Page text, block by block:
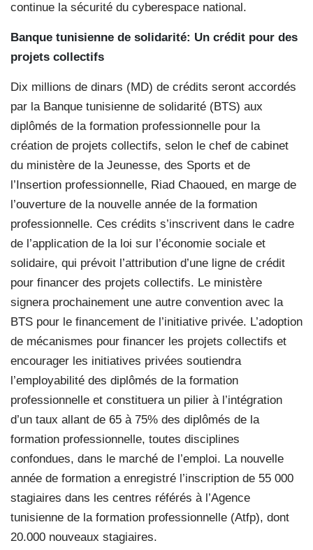
continue la sécurité du cyberespace national.
Banque tunisienne de solidarité: Un crédit pour des
projets collectifs
Dix millions de dinars (MD) de crédits seront accordés
par la Banque tunisienne de solidarité (BTS) aux
diplômés de la formation professionnelle pour la
création de projets collectifs, selon le chef de cabinet
du ministère de la Jeunesse, des Sports et de
l’Insertion professionnelle, Riad Chaoued, en marge de
l’ouverture de la nouvelle année de la formation
professionnelle. Ces crédits s’inscrivent dans le cadre
de l’application de la loi sur l’économie sociale et
solidaire, qui prévoit l’attribution d’une ligne de crédit
pour financer des projets collectifs. Le ministère
signera prochainement une autre convention avec la
BTS pour le financement de l’initiative privée. L’adoption
de mécanismes pour financer les projets collectifs et
encourager les initiatives privées soutiendra
l’employabilité des diplômés de la formation
professionnelle et constituera un pilier à l’intégration
d’un taux allant de 65 à 75% des diplômés de la
formation professionnelle, toutes disciplines
confondues, dans le marché de l’emploi. La nouvelle
année de formation a enregistré l’inscription de 55 000
stagiaires dans les centres référés à l’Agence
tunisienne de la formation professionnelle (Atfp), dont
20.000 nouveaux stagiaires.